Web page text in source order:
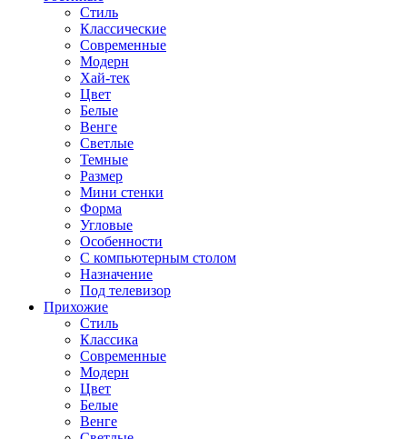
Стиль
Классические
Современные
Модерн
Хай-тек
Цвет
Белые
Венге
Светлые
Темные
Размер
Мини стенки
Форма
Угловые
Особенности
С компьютерным столом
Назначение
Под телевизор
Прихожие
Стиль
Классика
Современные
Модерн
Цвет
Белые
Венге